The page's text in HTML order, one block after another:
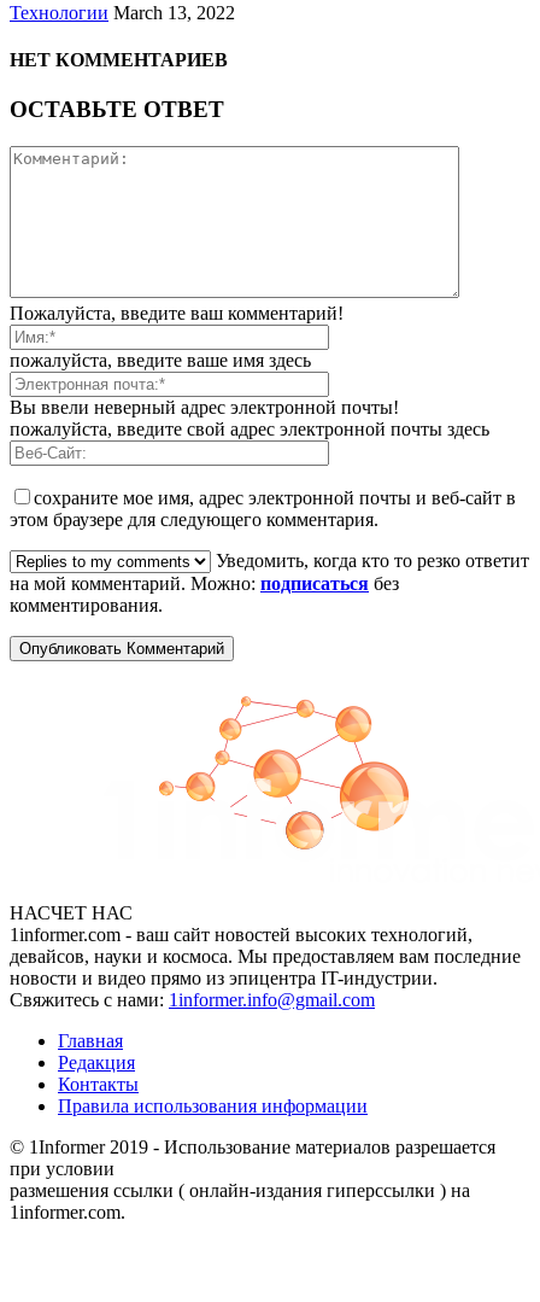
Технологии March 13, 2022
НЕТ КОММЕНТАРИЕВ
ОСТАВЬТЕ ОТВЕТ
Пожалуйста, введите ваш комментарий!
пожалуйста, введите ваше имя здесь
Вы ввели неверный адрес электронной почты!
пожалуйста, введите свой адрес электронной почты здесь
сохраните мое имя, адрес электронной почты и веб-сайт в
этом браузере для следующего комментария.
Уведомить, когда кто то резко ответит
на мой комментарий. Можно: подписаться без
комментирования.
НАСЧЕТ НАС
1informer.com - ваш сайт новостей высоких технологий,
девайсов, науки и космоса. Мы предоставляем вам последние
новости и видео прямо из эпицентра IT-индустрии.
Свяжитесь с нами: 1informer.info@gmail.com
Главная
Редакция
Контакты
Правила использования информации
© 1Informer 2019 - Использование материалов разрешается
при условии
размешения ссылки ( онлайн-издания гиперссылки ) на
1informer.com.